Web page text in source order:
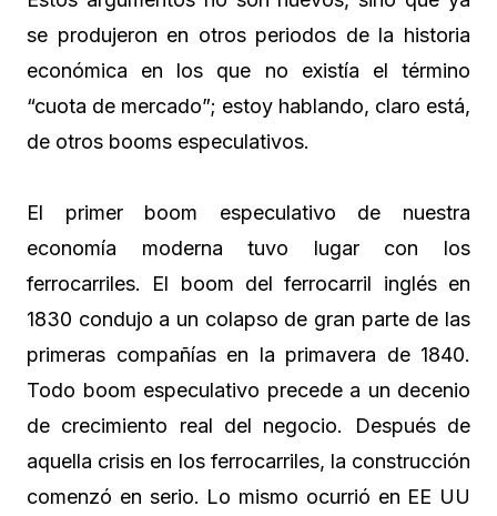
se produjeron en otros periodos de la historia
económica en los que no existía el término
“cuota de mercado”; estoy hablando, claro está,
de otros booms especulativos.
El primer boom especulativo de nuestra
economía moderna tuvo lugar con los
ferrocarriles. El boom del ferrocarril inglés en
1830 condujo a un colapso de gran parte de las
primeras compañías en la primavera de 1840.
Todo boom especulativo precede a un decenio
de crecimiento real del negocio. Después de
aquella crisis en los ferrocarriles, la construcción
comenzó en serio. Lo mismo ocurrió en EE UU